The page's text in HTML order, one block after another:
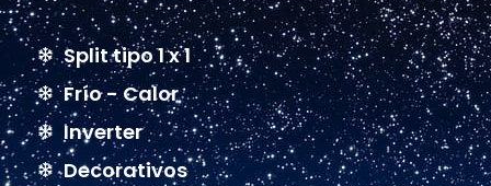
Split tipo 1 x 1
Frío - Calor
Inverter
Decorativos